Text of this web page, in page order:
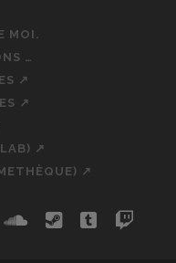
MOI.
…
↗
↗
↗
↗
soundcloud
steamtumblr